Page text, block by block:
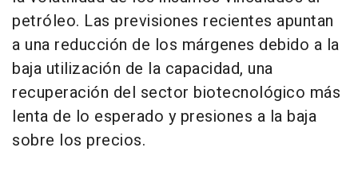
petróleo. Las previsiones recientes apuntan
a una reducción de los márgenes debido a la
baja utilización de la capacidad, una
recuperación del sector biotecnológico más
lenta de lo esperado y presiones a la baja
sobre los precios.